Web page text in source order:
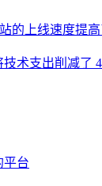
的上线速度提
术支出削减了
平台